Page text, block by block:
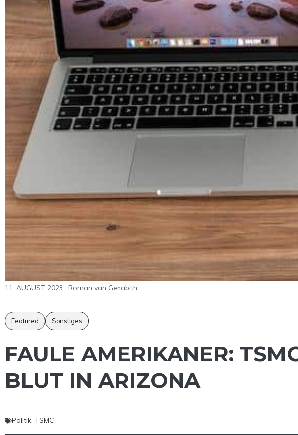
11. AUGUST 2023 Roman van Genabith
Featured Sonstiges
FAULE AMERIKANER:
BLUT IN ARIZONA
Politik, TSMC